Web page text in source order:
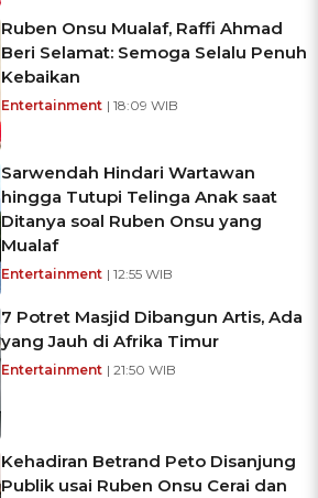
Ruben Onsu Mualaf, Raffi Ahmad
Beri Selamat: Semoga Selalu Penuh
Kebaikan
Entertainment | 18:09 WIB
Sarwendah Hindari Wartawan
hingga Tutupi Telinga Anak saat
Ditanya soal Ruben Onsu yang
Mualaf
Entertainment | 12:55 WIB
7 Potret Masjid Dibangun Artis, Ada
yang Jauh di Afrika Timur
Entertainment | 21:50 WIB
Kehadiran Betrand Peto Disanjung
Publik usai Ruben Onsu Cerai dan